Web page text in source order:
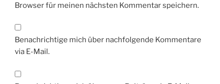
Browser für meinen nächsten Kommentar speichern.
Benachrichtige mich über nachfolgende Kommentare
via E-Mail.